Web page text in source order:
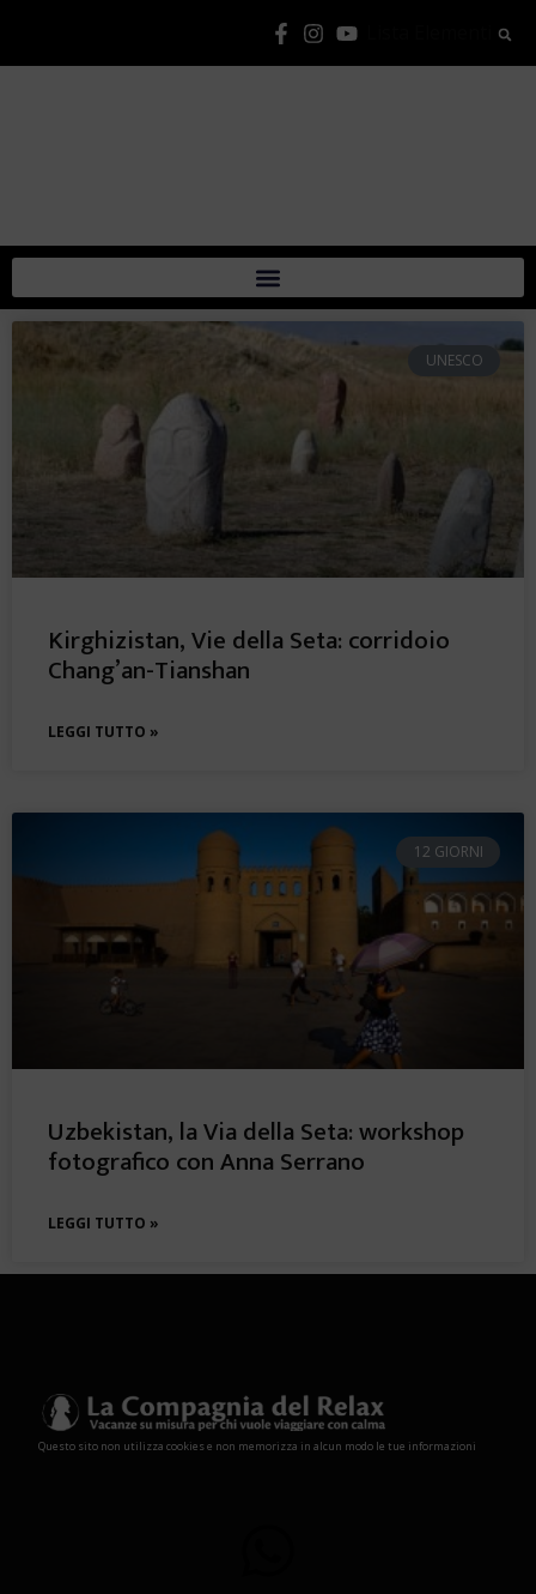
UNESCO
Kirghizistan, Vie della Seta: corridoio
Chang’an-Tianshan
LEGGI TUTTO »
12 GIORNI
Uzbekistan, la Via della Seta: workshop
fotografico con Anna Serrano
LEGGI TUTTO »
Questo sito non utilizza cookies e non memorizza in alcun modo le tue informazioni